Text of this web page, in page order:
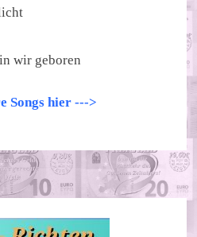
wir geboren
Songs hier --->